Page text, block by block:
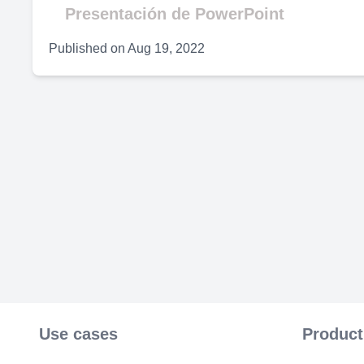
Presentación de PowerPoint
Published on Aug 19, 2022
Use cases Product